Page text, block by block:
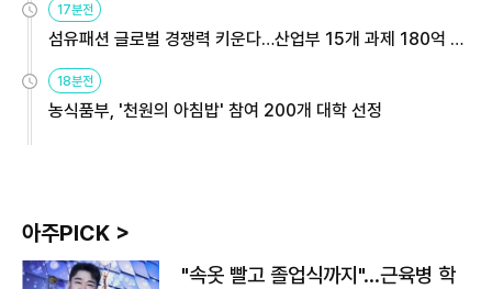
17분전
섬유패션 글로벌 경쟁력 키운다…산업부 15개 과제 180억 지
18분전
농식품부, '천원의 아침밥' 참여 200개 대학 선정
아주PICK >
"속옷 빨고 졸업식까지"…근육병 학